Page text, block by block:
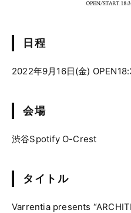
日程
2022年9月16日(金)
会場
渋谷Spotify O-Crest
タイトル
Varrentia presents